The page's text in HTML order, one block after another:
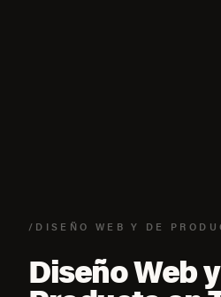
/DISEÑO WEB Y DE
Diseño Web